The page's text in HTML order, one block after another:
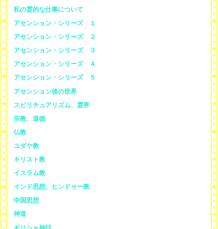
私の霊的な仕事について
アセンション・シリーズ １
アセンション・シリーズ ２
アセンション・シリーズ ３
アセンション・シリーズ ４
アセンション・シリーズ ５
アセンション後の世界
スピリチュアリズム、霊界
宗教、道徳
仏教
ユダヤ教
キリスト教
イスラム教
インド思想、ヒンドゥー教
中国思想
神道
ギリシャ神話